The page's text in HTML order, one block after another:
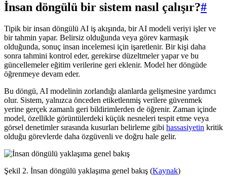
İnsan döngülü bir sistem nasıl çalışır?#
Tipik bir insan döngülü AI iş akışında, bir AI modeli veriyi işler ve
bir tahmin yapar. Belirsiz olduğunda veya görev karmaşık
olduğunda, sonuç insan incelemesi için işaretlenir. Bir kişi daha
sonra tahmini kontrol eder, gerekirse düzeltmeler yapar ve bu
güncellemeler eğitim verilerine geri eklenir. Model her döngüde
öğrenmeye devam eder.
Bu döngü, AI modelinin zorlandığı alanlarda gelişmesine yardımcı
olur. Sistem, yalnızca önceden etiketlenmiş verilere güvenmek
yerine gerçek zamanlı geri bildirimlerden de öğrenir. Zaman içinde
model, özellikle görüntülerdeki küçük nesneleri tespit etme veya
görsel denetimler sırasında kusurları belirleme gibi hassasiyetin kritik
olduğu görevlerde daha özgüvenli ve doğru hale gelir.
Şekil 2. İnsan döngülü yaklaşıma genel bakış (Kaynak)